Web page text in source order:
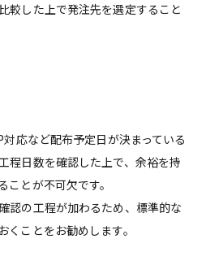
較した上で発注先を選定すること
応など配布予定日が決まっている
程日数を確認した上で、余裕を持
ことが不可欠です。
認の工程が加わるため、標準的な
ことをお勧めします。